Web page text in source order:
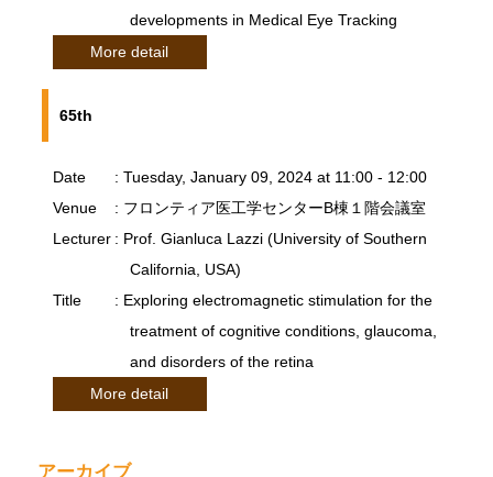
developments in Medical Eye Tracking
More detail
65th
Date
: Tuesday, January 09, 2024 at 11:00 - 12:00
Venue
: フロンティア医工学センターB棟１階会議室
Lecturer : Prof. Gianluca Lazzi (University of Southern
California, USA)
Title
: Exploring electromagnetic stimulation for the
treatment of cognitive conditions, glaucoma,
and disorders of the retina
More detail
アーカイブ